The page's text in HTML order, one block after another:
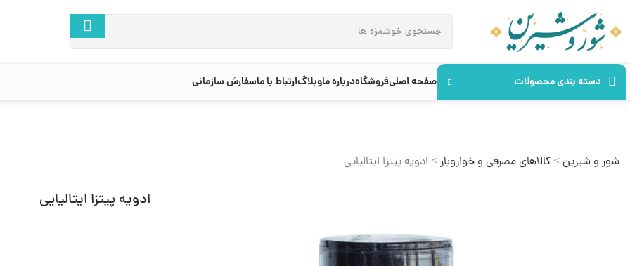
دسته بندی محصولات صفحه اصلیفروشگاهدرباره ماوبلاگارتباط با ماسفارش سازمانی
شور و شیرین> کالاهای مصرفی و خواروبار> ادویه پیتزا ایتالیایی
ادویه پیتزا ایتالیایی